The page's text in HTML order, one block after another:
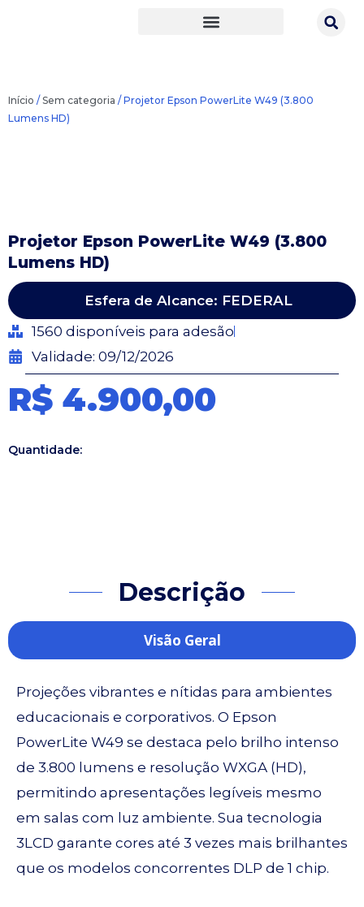
Início / Sem categoria / Projetor Epson PowerLite W49 (3.800
Lumens HD)
Projetor Epson PowerLite W49 (3.800
Lumens HD)
Esfera de Alcance: FEDERAL
1560 disponíveis para adesão
Validade: 09/12/2026
R$ 4.900,00
Quantidade:
Descrição
Visão Geral
Projeções vibrantes e nítidas para ambientes
educacionais e corporativos. O Epson
PowerLite W49 se destaca pelo brilho intenso
de 3.800 lumens e resolução WXGA (HD),
permitindo apresentações legíveis mesmo
em salas com luz ambiente. Sua tecnologia
3LCD garante cores até 3 vezes mais brilhantes
que os modelos concorrentes DLP de 1 chip.